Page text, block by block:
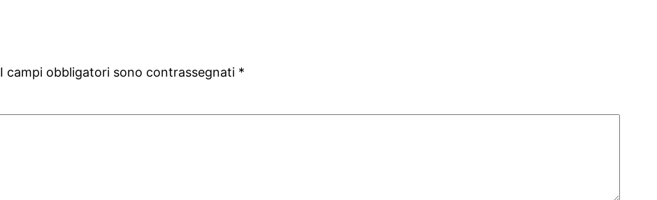
I campi obbligatori sono contrassegnati *